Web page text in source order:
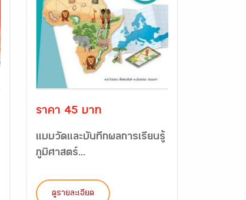
ราคา 45 บาท
แบบวัดและบันทึกผลการเรียนรู้
ภูมิศาสตร์...
ดูรายละเอียด